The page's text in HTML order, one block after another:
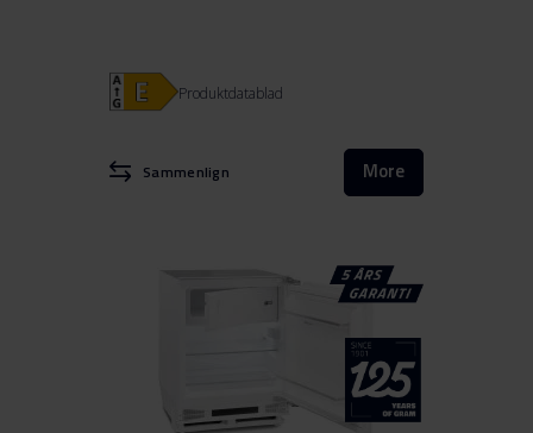
Sammenlign More
Produktdatablad